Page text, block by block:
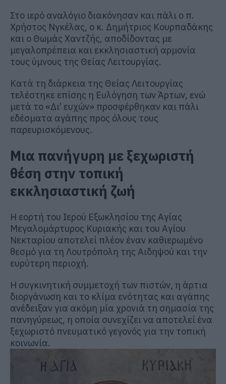
Στο ιερό αναλόγιο διακόνησαν και πάλι ο π.
Χρήστος Νγκέλας, ο κ. Δημήτριος Κουρπαδάκης
και ο Θωμάς Χαντζής, αποδίδοντας με
μεγαλοπρέπεια και εκκλησιαστική αρμονία
τους ύμνους της Θείας Λειτουργίας.
Κατά τη διάρκεια της Θείας Λειτουργίας
τελέστηκε επίσης η Ευλόγηση των Άρτων, ενώ
μετά το «Δι’ ευχών» προσφέρθηκαν και πάλι
εδέσματα αγάπης προς όλους τους
παρευρισκόμενους.
Μια πανήγυρη με ξεχωριστή
θέση στην τοπική
εκκλησιαστική ζωή
Η εορτή του Ιερού Εξωκλησίου της Αγίας
Μεγαλομάρτυρος Κυριακής και του Αγίου
Νεκταρίου αποτελεί πλέον έναν καθιερωμένο
θεσμό για τη Λουτρόπολη της Αιδηψού και την
ευρύτερη περιοχή.
Η συγκινητική συμμετοχή των πιστών, η άρτια
διοργάνωση και το κλίμα ενότητας και αγάπης
ανέδειξαν για ακόμη μία χρονιά τη σημασία της
πανηγύρεως, η οποία συνεχίζει να αποτελεί ένα
ξεχωριστό πνευματικό γεγονός για την τοπική
κοινωνία.